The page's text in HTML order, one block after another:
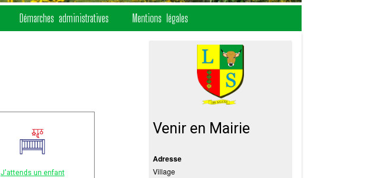
Démarches administratives Mentions légales
J'attends un enfant
Venir en Mairie
Adresse
Village